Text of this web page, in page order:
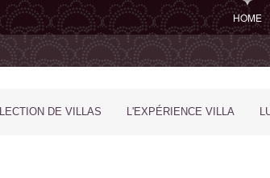
HOME
DE VILLAS L'EXPÉRIENCE VILLA